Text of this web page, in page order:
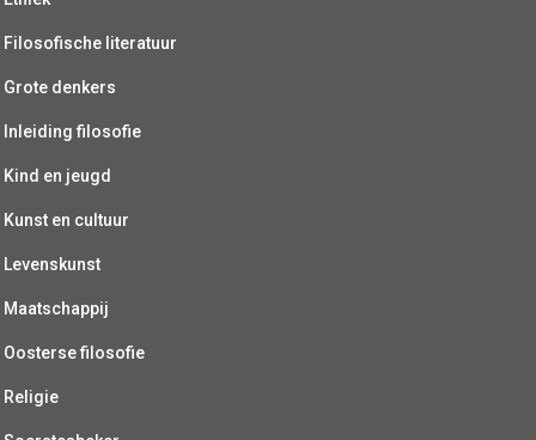
Filosofische literatuur
Grote denkers
Inleiding filosofie
Kind en jeugd
Kunst en cultuur
Levenskunst
Maatschappij
Oosterse filosofie
Religie